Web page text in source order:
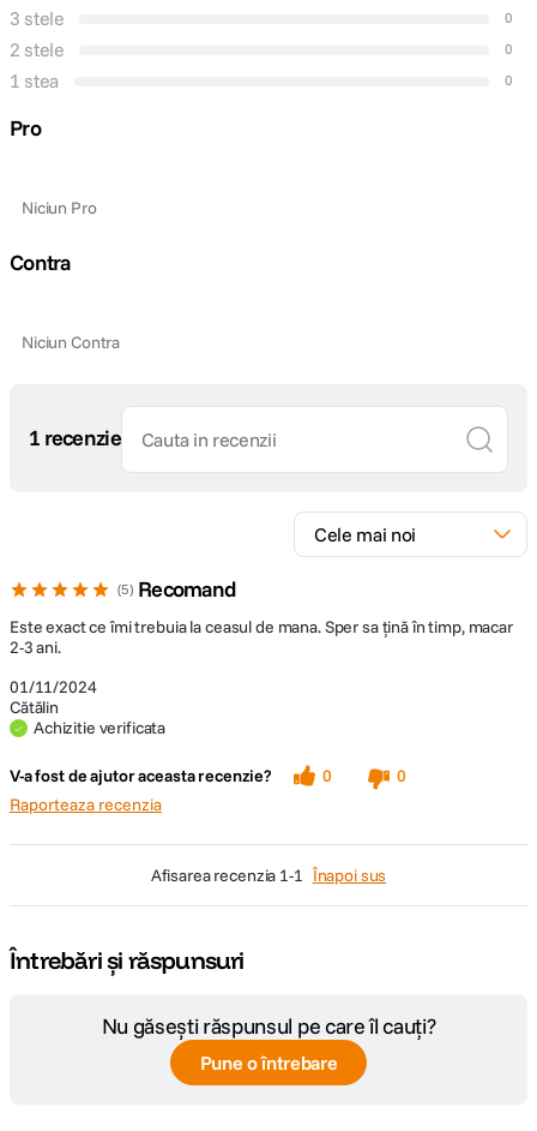
3 stele 0
2 stele 0
1 stea 0
Pro
Niciun Pro
Contra
Niciun Contra
1 recenzie
5 Recomand
01/11/2024
Cătălin
Achizitie verificata
Este exact ce îmi trebuia la ceasul de mana. Sper sa țină în timp, macar
2-3 ani.
V-a fost de ajutor aceasta recenzie? 0
0
Raporteaza recenzia
afisarea recenzia 1-1 Înapoi sus
Întrebări și răspunsuri
Nu găsești răspunsul pe care îl cauți?
Pune o întrebare